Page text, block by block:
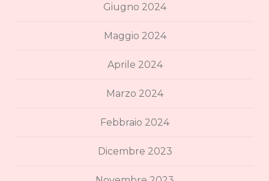
Giugno 2024
Maggio 2024
Aprile 2024
Marzo 2024
Febbraio 2024
Dicembre 2023